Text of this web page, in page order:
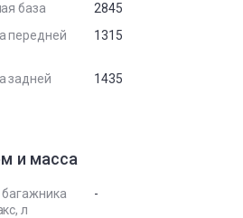
база
2845
передней
1315
задней
1435
и масса
л
-